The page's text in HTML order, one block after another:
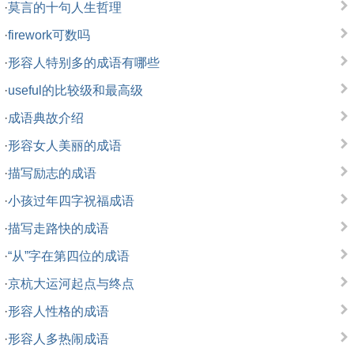
·莫言的十句人生哲理
·firework可数吗
·形容人特别多的成语有哪些
·useful的比较级和最高级
·成语典故介绍
·形容女人美丽的成语
·描写励志的成语
·小孩过年四字祝福成语
·描写走路快的成语
·“从”字在第四位的成语
·京杭大运河起点与终点
·形容人性格的成语
·形容人多热闹成语